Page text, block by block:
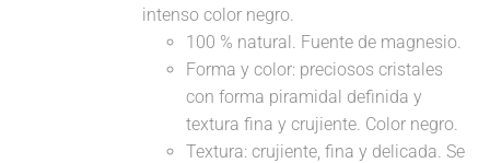
intenso color negro.
100 % natural. Fuente de magnesio.
Forma y color: preciosos cristales
con forma piramidal definida y
textura fina y crujiente. Color negro.
Textura: crujiente, fina y delicada. Se